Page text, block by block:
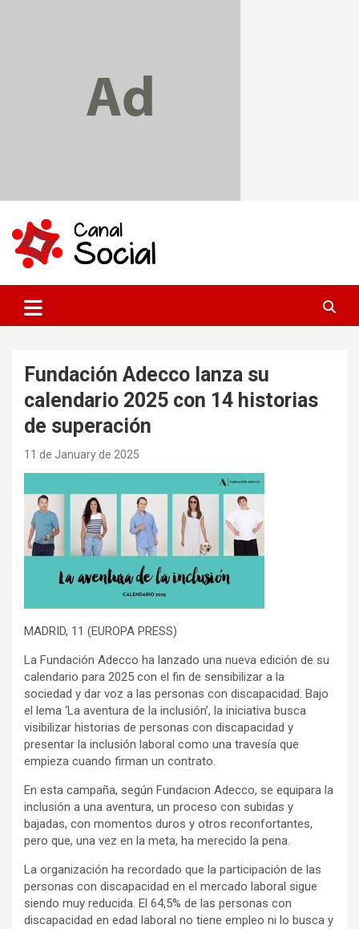
content
Canal Social
Fundación Adecco lanza su
calendario 2025 con 14 historias
de superación
11 de January de 2025
MADRID, 11 (EUROPA PRESS)
La Fundación Adecco ha lanzado una nueva edición de su
calendario para 2025 con el fin de sensibilizar a la
sociedad y dar voz a las personas con discapacidad. Bajo
el lema ‘La aventura de la inclusión’, la iniciativa busca
visibilizar historias de personas con discapacidad y
presentar la inclusión laboral como una travesía que
empieza cuando firman un contrato.
En esta campaña, según Fundacion Adecco, se equipara la
inclusión a una aventura, un proceso con subidas y
bajadas, con momentos duros y otros reconfortantes,
pero que, una vez en la meta, ha merecido la pena.
La organización ha recordado que la participación de las
personas con discapacidad en el mercado laboral sigue
siendo muy reducida. El 64,5% de las personas con
discapacidad en edad laboral no tiene empleo ni lo busca y